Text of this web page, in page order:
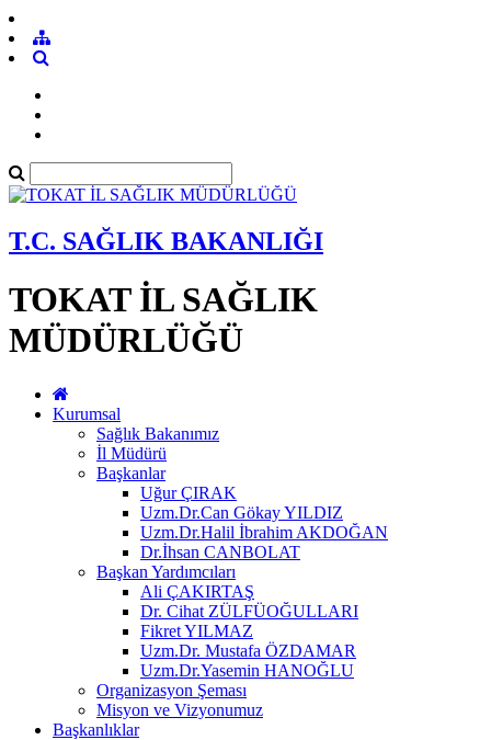
T.C. SAĞLIK BAKANLIĞI
TOKAT İL SAĞLIK
MÜDÜRLÜĞÜ
Kurumsal
Sağlık Bakanımız
İl Müdürü
Başkanlar
Uğur ÇIRAK
Uzm.Dr.Can Gökay YILDIZ
Uzm.Dr.Halil İbrahim AKDOĞAN
Dr.İhsan CANBOLAT
Başkan Yardımcıları
Ali ÇAKIRTAŞ
Dr. Cihat ZÜLFÜOĞULLARI
Fikret YILMAZ
Uzm.Dr. Mustafa ÖZDAMAR
Uzm.Dr.Yasemin HANOĞLU
Organizasyon Şeması
Misyon ve Vizyonumuz
Başkanlıklar